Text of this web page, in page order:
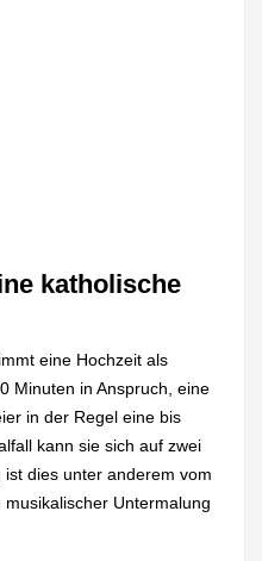
katholische
eine Hochzeit als
Minuten in Anspruch, eine
in der Regel eine bis
kann sie sich auf zwei
dies unter anderem vom
Untermalung